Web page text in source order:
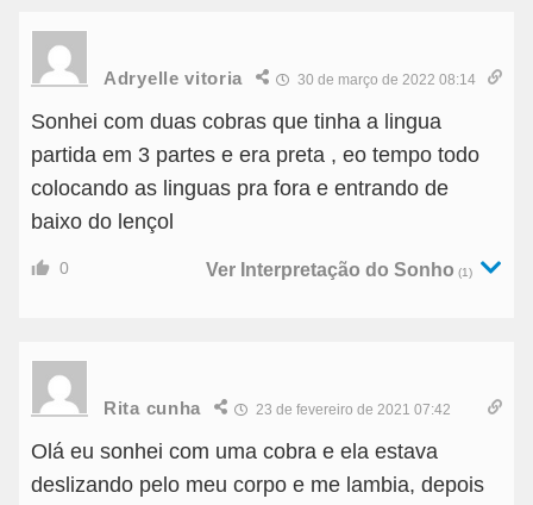
Adryelle vitoria 30 de março de 2022 08:14
Sonhei com duas cobras que tinha a lingua
partida em 3 partes e era preta , eo tempo todo
colocando as linguas pra fora e entrando de
baixo do lençol
0 Ver Interpretação do Sonho (1)
Rita cunha 23 de fevereiro de 2021 07:42
Olá eu sonhei com uma cobra e ela estava
deslizando pelo meu corpo e me lambia, depois